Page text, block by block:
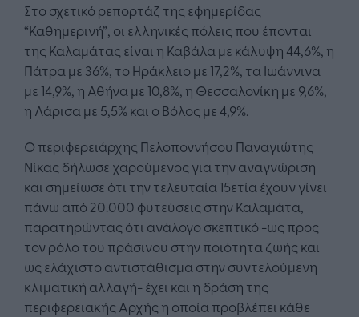
Στο σχετικό ρεπορτάζ της εφημερίδας
“Καθημερινή”, οι ελληνικές πόλεις που έπονται
της Καλαμάτας είναι η Καβάλα με κάλυψη 44,6%, η
Πάτρα με 36%, το Ηράκλειο με 17,2%, τα Ιωάννινα
με 14,9%, η Αθήνα με 10,8%, η Θεσσαλονίκη με 9,6%,
η Λάρισα με 5,5% και ο Βόλος με 4,9%.
Ο περιφερειάρχης Πελοποννήσου Παναγιώτης
Νίκας δήλωσε χαρούμενος για την αναγνώριση
και σημείωσε ότι την τελευταία 15ετία έχουν γίνει
πάνω από 20.000 φυτεύσεις στην Καλαμάτα,
παρατηρώντας ότι ανάλογο σκεπτικό -ως προς
τον ρόλο του πράσινου στην ποιότητα ζωής και
ως ελάχιστο αντιστάθισμα στην συντελούμενη
κλιματική αλλαγή- έχει και η δράση της
περιφερειακής Αρχής η οποία προβλέπει κάθε